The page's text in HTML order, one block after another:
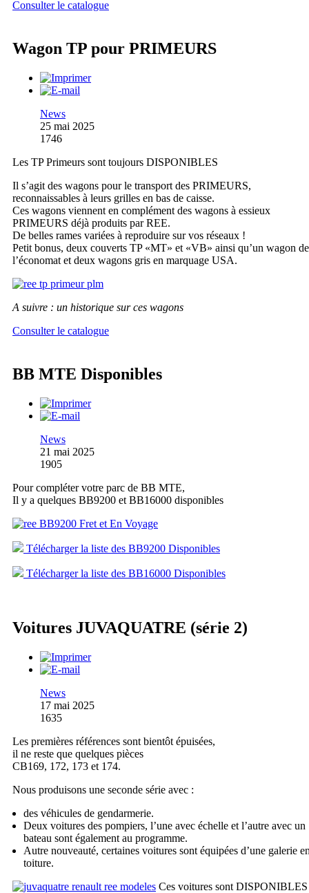
Consulter le catalogue
Wagon TP pour PRIMEURS
News
25 mai 2025
1746
Les TP Primeurs sont toujours DISPONIBLES
Il s’agit des wagons pour le transport des PRIMEURS,
reconnaissables à leurs grilles en bas de caisse.
Ces wagons viennent en complément des wagons à essieux
PRIMEURS déjà produits par REE.
De belles rames variées à reproduire sur vos réseaux !
Petit bonus, deux couverts TP «MT» et «VB» ainsi qu’un wagon de
l’économat et deux wagons gris en marquage USA.
A suivre : un historique sur ces wagons
Consulter le catalogue
BB MTE Disponibles
News
21 mai 2025
1905
Pour compléter votre parc de BB MTE,
Il y a quelques BB9200 et BB16000 disponibles
Télécharger la liste des BB9200 Disponibles
Télécharger la liste des BB16000 Disponibles
Voitures JUVAQUATRE (série 2)
News
17 mai 2025
1635
Les premières références sont bientôt épuisées,
il ne reste que quelques pièces
CB169, 172, 173 et 174.
Nous produisons une seconde série avec :
des véhicules de gendarmerie.
Deux voitures des pompiers, l’une avec échelle et l’autre avec un
bateau sont également au programme.
Autre nouveauté, certaines voitures sont équipées d’une galerie
toiture.
Ces voitures sont DISPONIBLES